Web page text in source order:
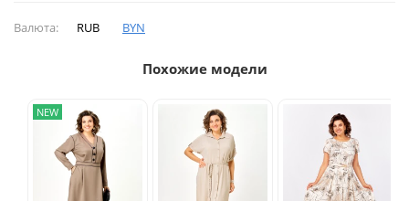
Валюта: RUB BYN
Похожие модели
NEW